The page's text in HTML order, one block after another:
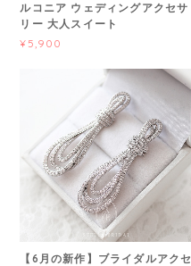
ルコニア ウェディングアクセサ
リー 大人スイート
¥5,900
【6月の新作】ブライダルアクセ